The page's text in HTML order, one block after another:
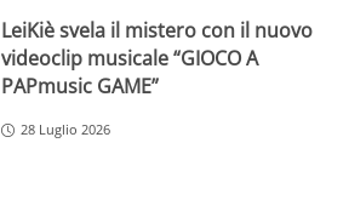
LeiKiè svela il mistero con il nuovo
videoclip musicale “GIOCO A
PAPmusic GAME”
28 Luglio 2026